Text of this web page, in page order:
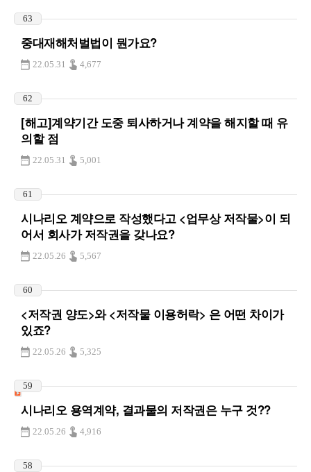
63
중대재해처벌법이 뭔가요?
22.05.31 4,677
62
[해고]계약기간 도중 퇴사하거나 계약을 해지할 때 유
의할 점
22.05.31 5,001
61
시나리오 계약으로 작성했다고 <업무상 저작물>이 되
어서 회사가 저작권을 갖나요?
22.05.26 5,567
60
<저작권 양도>와 <저작물 이용허락> 은 어떤 차이가
있죠?
22.05.26 5,325
59
시나리오 용역계약, 결과물의 저작권은 누구 것??
22.05.26 4,916
58